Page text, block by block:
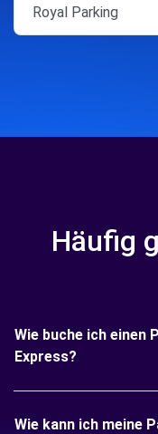
Royal Parking
Häufig
Wie buche ich einen
Express?
Wie kann ich meine